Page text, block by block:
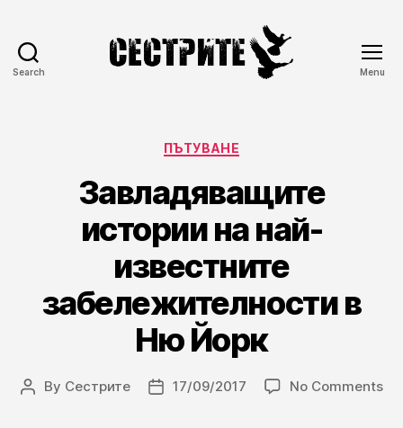
Search Menu
Categories
ПЪТУВАНЕ
Завладяващите
истории на най-
известните
забележителности в
Ню Йорк
Post
By Сестрите
Post17/09/2017 No Commentson